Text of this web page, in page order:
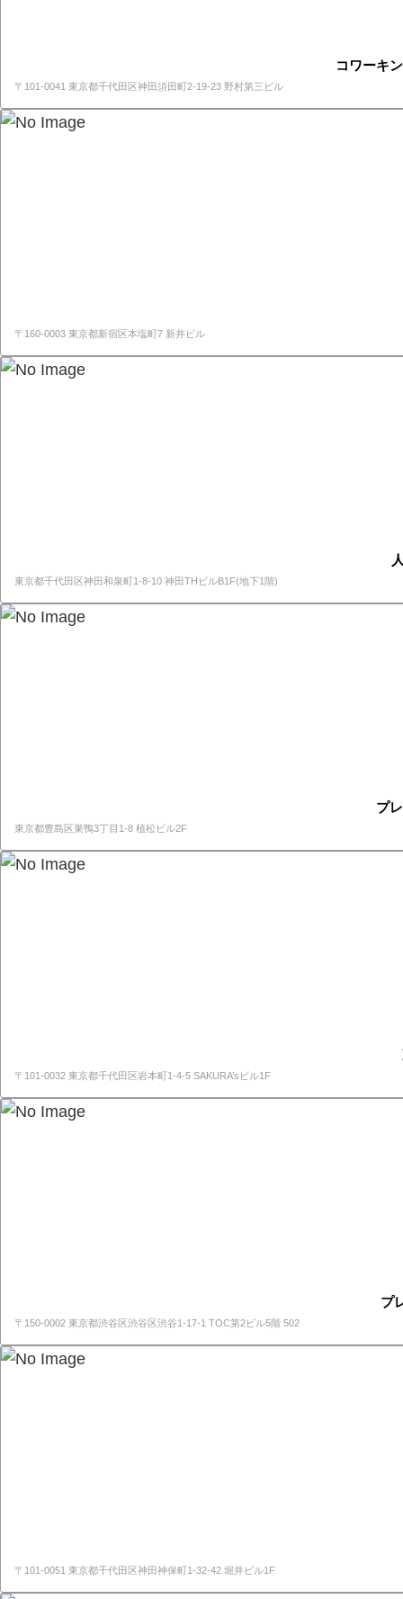
コワーキ
〒101-0041 東京都千代田区神田須田町2-19-23 野村第三ビル
〒160-0003 東京都新宿区本塩町7 新井ビル
東京都千代田区神田和泉町1-8-10 神田THビルB1F(地下1階)
プ
東京都豊島区巣鴨3丁目1-8 植松ビル2F
〒101-0032 東京都千代田区岩本町1-4-5 SAKURA’sビル1F
プ
〒150-0002 東京都渋谷区渋谷区渋谷1-17-1 TOC第2ビル5階 502
〒101-0051 東京都千代田区神田神保町1-32-42 堀井ビル1F